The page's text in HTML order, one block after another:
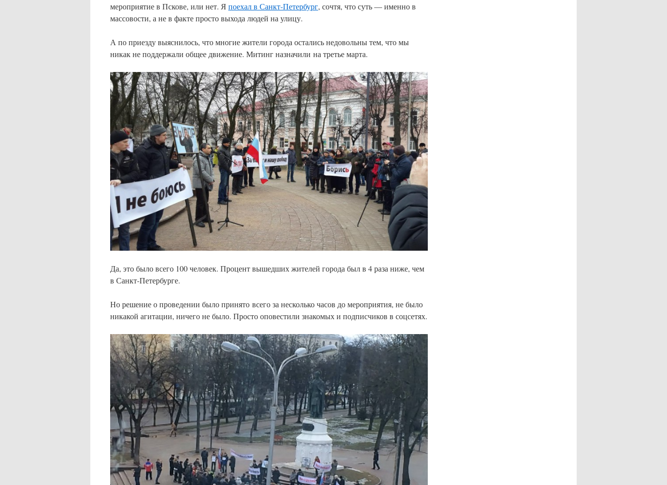
мероприятие в Пскове, или нет. Я поехал в Санкт-Петербург, сочтя, что суть — именно в
массовости, а не в факте просто выхода людей на улицу.
А по приезду выяснилось, что многие жители города остались недовольны тем, что мы
никак не поддержали общее движение. Митинг назначили на третье марта.
Да, это было всего 100 человек. Процент вышедших жителей города был в 4 раза ниже, чем
в Санкт-Петербурге.
Но решение о проведении было принято всего за несколько часов до мероприятия, не было
никакой агитации, ничего не было. Просто оповестили знакомых и подписчиков в соцсетях.